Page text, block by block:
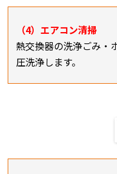
（4）エアコン清掃
熱交換器の洗浄ごみ・
圧洗浄します。